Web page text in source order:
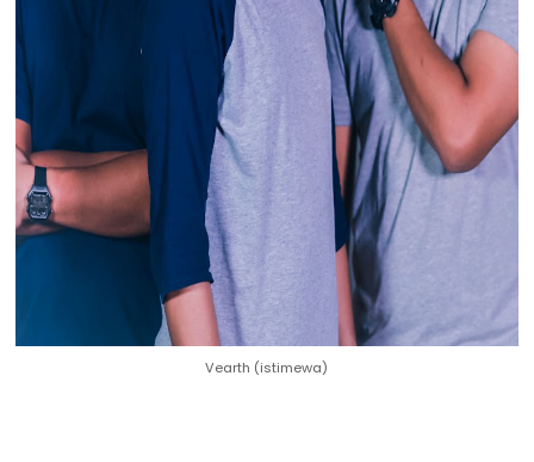
Vearth (istimewa)